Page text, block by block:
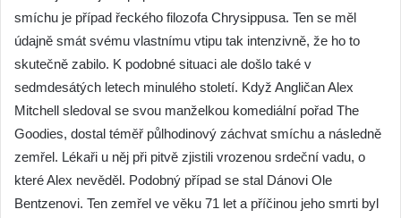
smíchu je případ řeckého filozofa Chrysippusa. Ten se měl
údajně smát svému vlastnímu vtipu tak intenzivně, že ho to
skutečně zabilo. K podobné situaci ale došlo také v
sedmdesátých letech minulého století. Když Angličan Alex
Mitchell sledoval se svou manželkou komediální pořad The
Goodies, dostal téměř půlhodinový záchvat smíchu a následně
zemřel. Lékaři u něj při pitvě zjistili vrozenou srdeční vadu, o
které Alex nevěděl. Podobný případ se stal Dánovi Ole
Bentzenovi. Ten zemřel ve věku 71 let a příčinou jeho smrti byl